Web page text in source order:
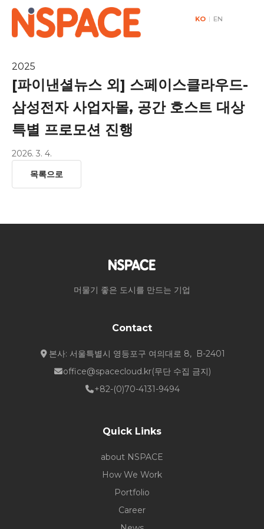
KO | EN
2025
[파이낸셜뉴스 외] 스페이스클라우드-
삼성전자 사업자몰, 공간 호스트 대상
특별 프로모션 진행
2026. 3. 4.
목록으로
머물기 좋은 도시를 만드는 기업
Contact
본사: 서울특별시 영등포구 여의대로 8, B-2401
office@spacecloud.kr(무단 수집 금지)
+82-(0)70-4131-9494
Quick Links
about NSPACE
How We Work
Portfolio
Career